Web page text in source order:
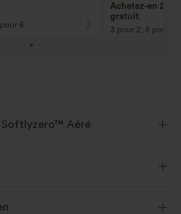
6
Achetez-en 2,
gratuit
3 pour 2, 6 pour 4,
Softlyzero™ Aéré